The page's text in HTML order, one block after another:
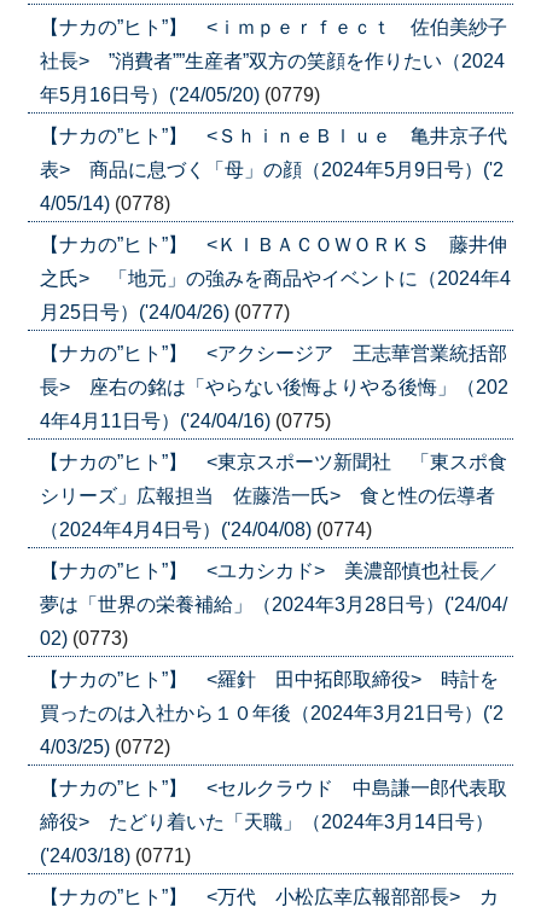
【ナカの”ヒト”】 <ｉｍｐｅｒｆｅｃｔ 佐伯美紗子
社長> ”消費者””生産者”双方の笑顔を作りたい（2024
年5月16日号）('24/05/20) (0779)
【ナカの”ヒト”】 <ＳｈｉｎｅＢｌｕｅ 亀井京子代
表> 商品に息づく「母」の顔（2024年5月9日号）('2
4/05/14) (0778)
【ナカの”ヒト”】 <ＫＩＢＡＣＯＷＯＲＫＳ 藤井伸
之氏> 「地元」の強みを商品やイベントに（2024年4
月25日号）('24/04/26) (0777)
【ナカの”ヒト”】 <アクシージア 王志華営業統括部
長> 座右の銘は「やらない後悔よりやる後悔」（202
4年4月11日号）('24/04/16) (0775)
【ナカの”ヒト”】 <東京スポーツ新聞社 「東スポ食
シリーズ」広報担当 佐藤浩一氏> 食と性の伝導者
（2024年4月4日号）('24/04/08) (0774)
【ナカの”ヒト”】 <ユカシカド> 美濃部慎也社長／
夢は「世界の栄養補給」（2024年3月28日号）('24/04/
02) (0773)
【ナカの”ヒト”】 <羅針 田中拓郎取締役> 時計を
買ったのは入社から１０年後（2024年3月21日号）('2
4/03/25) (0772)
【ナカの”ヒト”】 <セルクラウド 中島謙一郎代表取
締役> たどり着いた「天職」（2024年3月14日号）
('24/03/18) (0771)
【ナカの”ヒト”】 <万代 小松広幸広報部部長> カ